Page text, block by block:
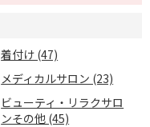
着付け (47)
メディカルサロン (23)
ビューティ・リラクサロ
ンその他 (45)